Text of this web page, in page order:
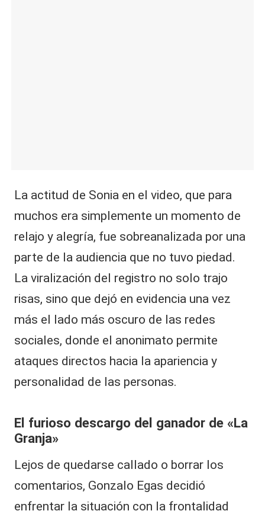
La actitud de Sonia en el video, que para
muchos era simplemente un momento de
relajo y alegría, fue sobreanalizada por una
parte de la audiencia que no tuvo piedad.
La viralización del registro no solo trajo
risas, sino que dejó en evidencia una vez
más el lado más oscuro de las redes
sociales, donde el anonimato permite
ataques directos hacia la apariencia y
personalidad de las personas.
El furioso descargo del ganador de «La
Granja»
Lejos de quedarse callado o borrar los
comentarios, Gonzalo Egas decidió
enfrentar la situación con la frontalidad